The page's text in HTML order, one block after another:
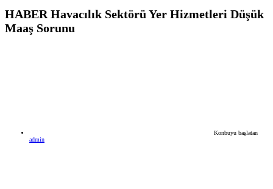
HABER Havacılık Sektörü Yer Hizmetleri Düşük
Maaş Sorunu
Konbuyu başlatan
admin